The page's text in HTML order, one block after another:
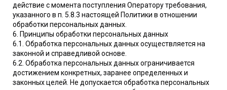
действие с момента поступления Оператору требования,
указанного в п. 5.8.3 настоящей Политики в отношении
обработки персональных данных.
6. Принципы обработки персональных данных
6.1. Обработка персональных данных осуществляется на
законной и справедливой основе.
6.2. Обработка персональных данных ограничивается
достижением конкретных, заранее определенных и
законных целей. Не допускается обработка персональных